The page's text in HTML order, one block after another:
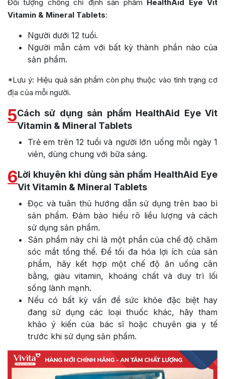
Đối tượng chống chỉ định sản phẩm HealthAid Eye Vit
Vitamin & Mineral Tablets:
Người dưới 12 tuổi.
Người mẫn cảm với bất kỳ thành phần nào của
sản phẩm.
*Lưu ý: Hiệu quả sản phẩm còn phụ thuộc vào tình trạng cơ
địa của mỗi người.
5Cách sử dụng sản phẩm HealthAid Eye Vit
Vitamin & Mineral Tablets
Trẻ em trên 12 tuổi và người lớn uống mỗi ngày 1
viên, dùng chung với bữa sáng.
6Lời khuyên khi dùng sản phẩm HealthAid Eye
Vit Vitamin & Mineral Tablets
Đọc và tuân thủ hướng dẫn sử dụng trên bao bì
sản phẩm. Đảm bảo hiểu rõ liều lượng và cách
sử dụng sản phẩm.
Sản phẩm này chỉ là một phần của chế độ chăm
sóc mắt tổng thể. Để tối đa hóa lợi ích của sản
phẩm, hãy kết hợp một chế độ ăn uống cân
bằng, giàu vitamin, khoáng chất và duy trì lối
sống lành mạnh.
Nếu có bất kỳ vấn đề sức khỏe đặc biệt hay
đang sử dụng các loại thuốc khác, hãy tham
khảo ý kiến của bác sĩ hoặc chuyên gia y tế
trước khi sử dụng sản phẩm.